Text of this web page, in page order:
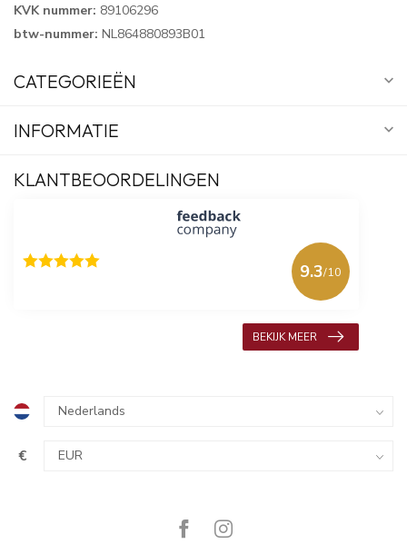
KVK nummer: 89106296
btw-nummer: NL864880893B01
CATEGORIEËN
INFORMATIE
KLANTBEOORDELINGEN
9.3/10
BEKIJK MEER
€